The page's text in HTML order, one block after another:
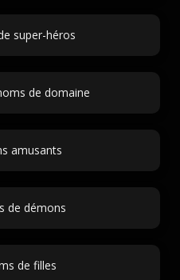
super-héros
de domaine
amusants
de démons
de filles